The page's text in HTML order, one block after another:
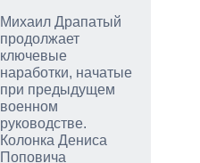
Михаил Драпатый
продолжает
ключевые
наработки, начатые
при предыдущем
военном
руководстве.
Колонка Дениса
Поповича